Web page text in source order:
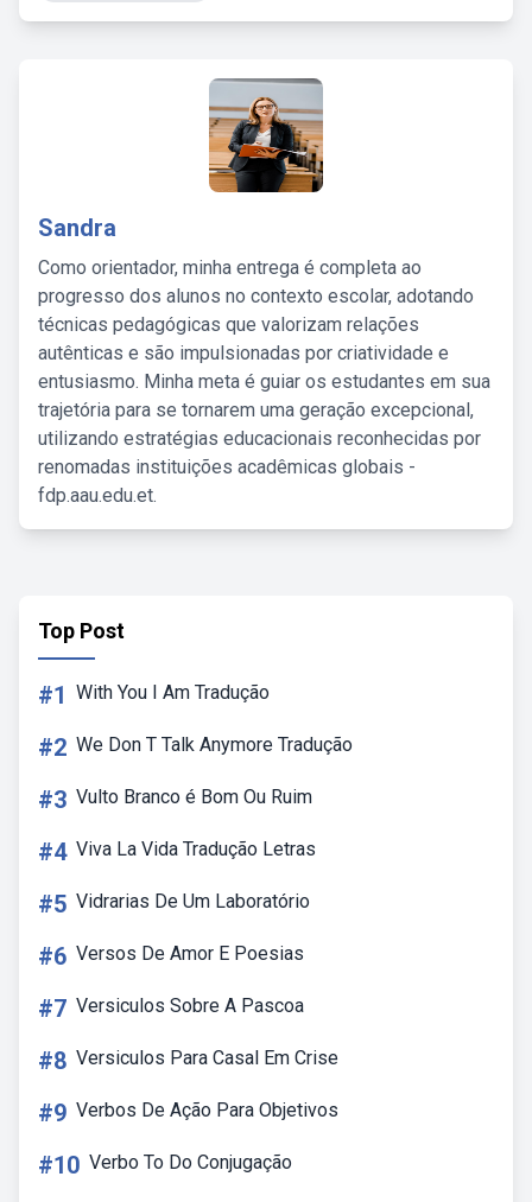
Sandra
Como orientador, minha entrega é completa ao
progresso dos alunos no contexto escolar, adotando
técnicas pedagógicas que valorizam relações
autênticas e são impulsionadas por criatividade e
entusiasmo. Minha meta é guiar os estudantes em sua
trajetória para se tornarem uma geração excepcional,
utilizando estratégias educacionais reconhecidas por
renomadas instituições acadêmicas globais -
fdp.aau.edu.et.
Top Post
#1 With You I Am Tradução
#2 We Don T Talk Anymore Tradução
#3 Vulto Branco é Bom Ou Ruim
#4 Viva La Vida Tradução Letras
#5 Vidrarias De Um Laboratório
#6 Versos De Amor E Poesias
#7 Versiculos Sobre A Pascoa
#8 Versiculos Para Casal Em Crise
#9 Verbos De Ação Para Objetivos
#10 Verbo To Do Conjugação